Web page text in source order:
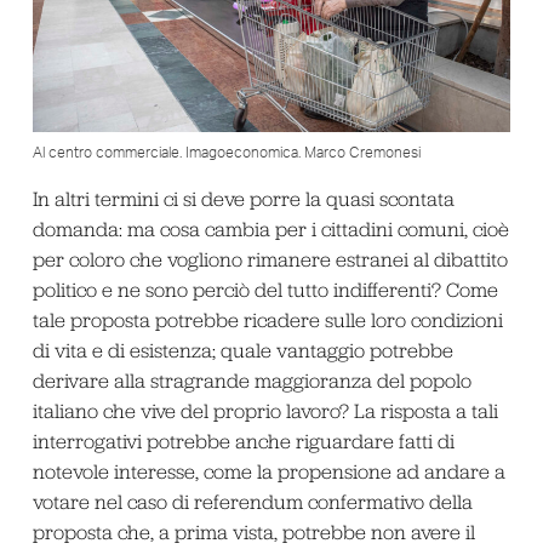
Al centro commerciale. Imagoeconomica. Marco Cremonesi
In altri termini ci si deve porre la quasi scontata
domanda: ma cosa cambia per i cittadini comuni, cioè
per coloro che vogliono rimanere estranei al dibattito
politico e ne sono perciò del tutto indifferenti? Come
tale proposta potrebbe ricadere sulle loro condizioni
di vita e di esistenza; quale vantaggio potrebbe
derivare alla stragrande maggioranza del popolo
italiano che vive del proprio lavoro? La risposta a tali
interrogativi potrebbe anche riguardare fatti di
notevole interesse, come la propensione ad andare a
votare nel caso di referendum confermativo della
proposta che, a prima vista, potrebbe non avere il